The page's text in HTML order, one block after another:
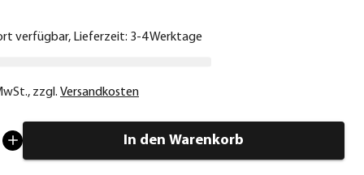
verfügbar, Lieferzeit: 3-4 Werktage
, zzgl. Versandkosten
In den Warenkorb